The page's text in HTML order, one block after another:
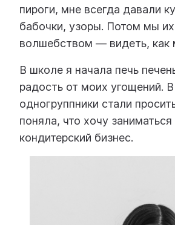
пироги, мне всегда давали
бабочки, узоры. Потом мы
волшебством — видеть, как
В школе я начала печь
радость от моих угощений.
одногруппники стали
поняла, что хочу
кондитерский бизнес.